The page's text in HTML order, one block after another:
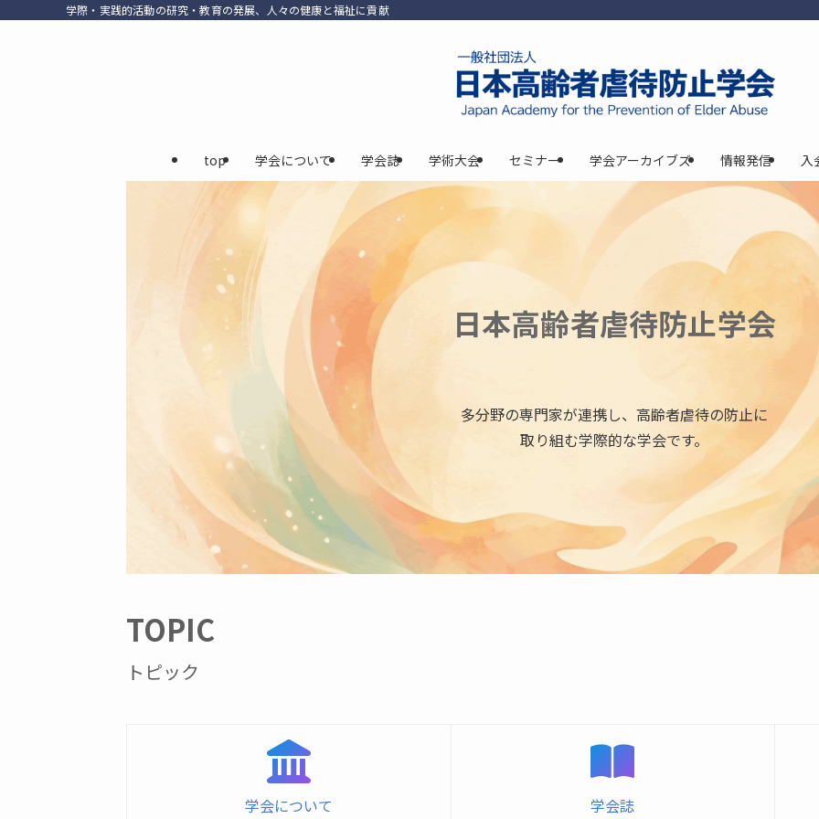
学際・実践的活動の研究・教育の発展、人々の健康と福祉に貢献
top 学会について 学会誌 学術大会 セミナー 学会アーカイブズ 情報発信 入
日本高齢者虐待防止学会
多分野の専門家が連携し、高齢者虐待の防止に
取り組む学際的な学会です。
TOPIC
トピック
学会について 学会誌